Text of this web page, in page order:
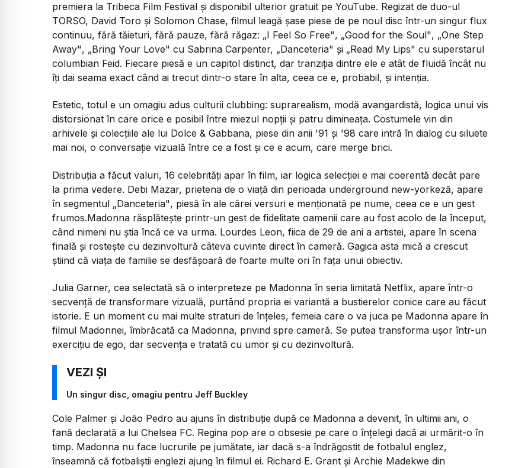
premiera la Tribeca Film Festival și disponibil ulterior gratuit pe YouTube. Regizat de duo-ul
TORSO, David Toro și Solomon Chase, filmul leagă șase piese de pe noul disc într-un singur flux
continuu, fără tăieturi, fără pauze, fără răgaz: „I Feel So Free", „Good for the Soul", „One Step
Away", „Bring Your Love" cu Sabrina Carpenter, „Danceteria" și „Read My Lips" cu superstarul
columbian Feid. Fiecare piesă e un capitol distinct, dar tranziția dintre ele e atât de fluidă încât nu
îți dai seama exact când ai trecut dintr-o stare în alta, ceea ce e, probabil, și intenția.
Estetic, totul e un omagiu adus culturii clubbing: suprarealism, modă avangardistă, logica unui vis
distorsionat în care orice e posibil între miezul nopții și patru dimineața. Costumele vin din
arhivele și colecțiile ale lui Dolce & Gabbana, piese din anii '91 și '98 care intră în dialog cu siluete
mai noi, o conversație vizuală între ce a fost și ce e acum, care merge brici.
Distribuția a făcut valuri, 16 celebrități apar în film, iar logica selecției e mai coerentă decât pare
la prima vedere. Debi Mazar, prietena de o viață din perioada underground new-yorkeză, apare
în segmentul „Danceteria", piesă în ale cărei versuri e menționată pe nume, ceea ce e un gest
frumos.Madonna răsplătește printr-un gest de fidelitate oamenii care au fost acolo de la început,
când nimeni nu știa încă ce va urma. Lourdes Leon, fiica de 29 de ani a artistei, apare în scena
finală și rostește cu dezinvoltură câteva cuvinte direct în cameră. Gagica asta mică a crescut
știind că viața de familie se desfășoară de foarte multe ori în fața unui obiectiv.
Julia Garner, cea selectată să o interpreteze pe Madonna în seria limitată Netflix, apare într-o
secvență de transformare vizuală, purtând propria ei variantă a bustierelor conice care au făcut
istorie. E un moment cu mai multe straturi de înțeles, femeia care o va juca pe Madonna apare în
filmul Madonnei, îmbrăcată ca Madonna, privind spre cameră. Se putea transforma ușor într-un
exercițiu de ego, dar secvența e tratată cu umor și cu dezinvoltură.
Un singur disc, omagiu pentru Jeff Buckley
Cole Palmer și João Pedro au ajuns în distribuție după ce Madonna a devenit, în ultimii ani, o
fană declarată a lui Chelsea FC. Regina pop are o obsesie pe care o înțelegi dacă ai urmărit-o în
timp. Madonna nu face lucrurile pe jumătate, iar dacă s-a îndrăgostit de fotbalul englez,
înseamnă că fotbaliștii englezi ajung în filmul ei. Richard E. Grant și Archie Madekwe din